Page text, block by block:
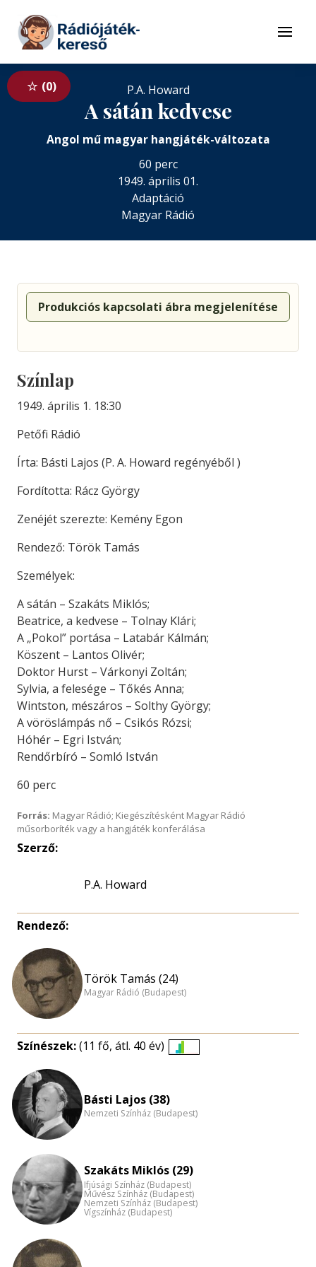
Tovább a tartalomhoz
Menü
0 P.A. Howard
A sátán kedvese
Angol mű magyar hangjáték-változata
60 perc
1949. április 01.
Adaptáció
Magyar Rádió
Produkciós kapcsolati ábra megjelenítése
Színlap
1949. április 1. 18:30
Petőfi Rádió
Írta: Básti Lajos (P. A. Howard regényéből )
Fordította: Rácz György
Zenéjét szerezte: Kemény Egon
Rendező: Török Tamás
Személyek:
A sátán – Szakáts Miklós;
Beatrice, a kedvese – Tolnay Klári;
A „Pokol” portása – Latabár Kálmán;
Köszent – Lantos Olivér;
Doktor Hurst – Várkonyi Zoltán;
Sylvia, a felesége – Tőkés Anna;
Wintston, mészáros – Solthy György;
A vöröslámpás nő – Csikós Rózsi;
Hóhér – Egri István;
Rendőrbíró – Somló István
60 perc
Forrás: Magyar Rádió; Kiegészítésként Magyar Rádió
műsorboríték vagy a hangjáték konferálása
Szerző:
P.A. Howard
Rendező:
Török Tamás (24)
Magyar Rádió (Budapest)
Színészek:(11 fő, átl. 40 év)
Básti Lajos (38)
Nemzeti Színház (Budapest)
Szakáts Miklós (29)
Ifjúsági Színház (Budapest)
Művész Színház (Budapest)
Nemzeti Színház (Budapest)
Vígszínház (Budapest)